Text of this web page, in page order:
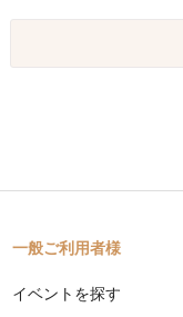
一般ご利用者様
イベントを探す